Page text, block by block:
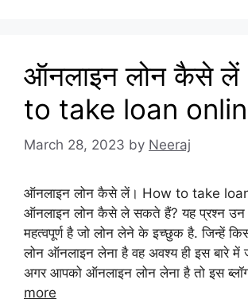
ऑनलाइन लोन कैसे
to take loan
March 28, 2023 by Neeraj
ऑनलाइन लोन कैसे लें। How to take
ऑनलाइन लोन कैसे ले सकते हैं? यह प्रश्न उन
महत्वपूर्ण है जो लोन लेने के इच्छुक है. जिन्हें
लोन ऑनलाइन लेना है वह अवश्य ही इस बारे में
अगर आपको ऑनलाइन लोन लेना है तो इस
more